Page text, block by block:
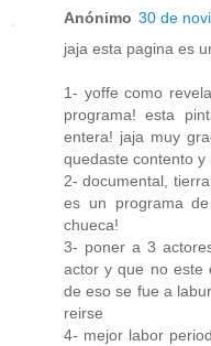
Anónimo 30 de
jaja esta pagina es
1- yoffe como
programa! esta
entera! jaja muy
quedaste contento y
2- documental,
es un programa
chueca!
3- poner a 3
actor y que no este
de eso se fue a
reirse
4- mejor labor